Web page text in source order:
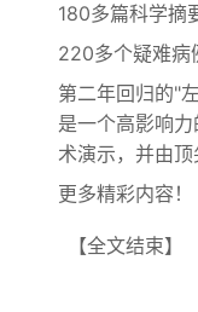
180多篇科学摘
220多个疑难病
第二年回归的"
是一个高影响
术演示，并由
更多精彩内容！
【全文结束】